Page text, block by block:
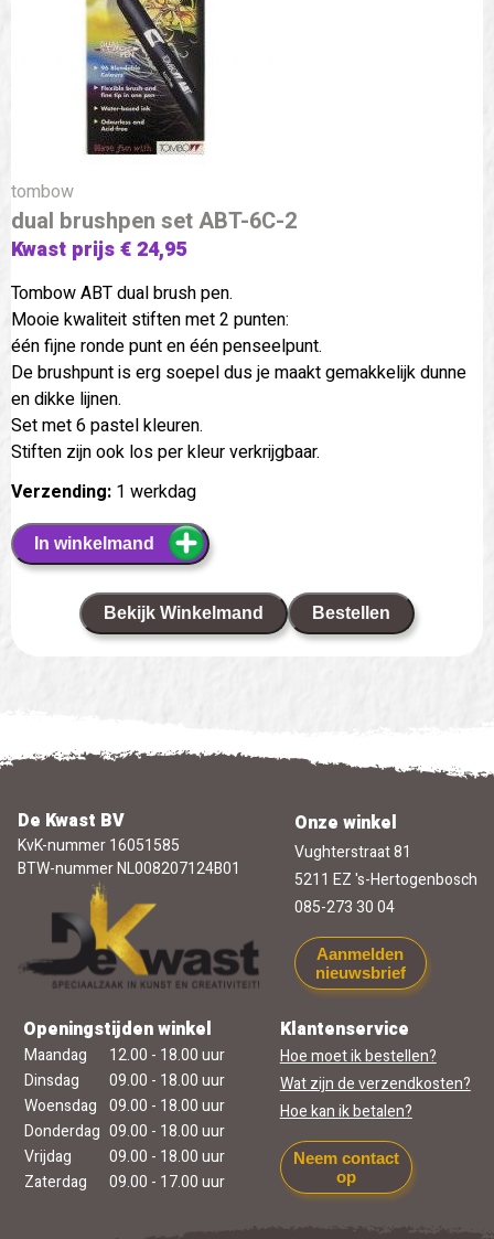
tombow
dual brushpen set ABT-6C-2
Kwast prijs € 24,95
Tombow ABT dual brush pen.
Mooie kwaliteit stiften met 2 punten:
één fijne ronde punt en één penseelpunt.
De brushpunt is erg soepel dus je maakt gemakkelijk dunne
en dikke lijnen.
Set met 6 pastel kleuren.
Stiften zijn ook los per kleur verkrijgbaar.
Verzending: 1 werkdag
In winkelmand
Bekijk Winkelmand Bestellen
De Kwast BV
KvK-nummer 16051585
BTW-nummer NL008207124B01
Onze winkel
Vughterstraat 81
5211 EZ 's-Hertogenbosch
085-273 30 04
Aanmelden
nieuwsbrief
Openingstijden winkel
Maandag
12.00 - 18.00 uur
Dinsdag
09.00 - 18.00 uur
Woensdag 09.00 - 18.00 uur
Donderdag 09.00 - 18.00 uur
Vrijdag
09.00 - 18.00 uur
Zaterdag
09.00 - 17.00 uur
Klantenservice
Hoe moet ik bestellen?
Wat zijn de verzendkosten?
Hoe kan ik betalen?
Neem contact
op